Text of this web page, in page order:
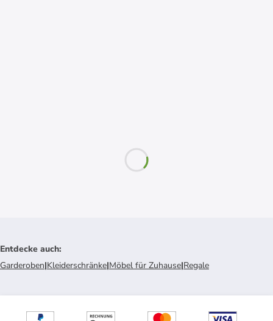
Entdecke auch:
Garderoben|Kleiderschränke|Möbel für Zuhause|Regale